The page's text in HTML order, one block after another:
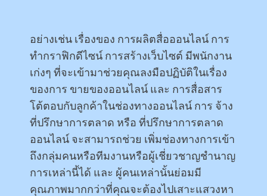
อย่างเช่น เรื่องของ การผลิตสื่อออนไลน์ การ
ทำกราฟิกดีไซน์ การสร้างเว็บไซต์ มีพนักงาน
เก่งๆ ที่จะเข้ามาช่วยคุณลงมือปฏิบัติในเรื่อง
ของการ ขายของออนไลน์ และ การสื่อสาร
โต้ตอบกับลูกค้าในช่องทางออนไลน์ การ จ้าง
ที่ปรึกษาการตลาด หรือ ที่ปรึกษาการตลาด
ออนไลน์ จะสามารถช่วย เพิ่มช่องทางการเข้า
ถึงกลุ่มคนหรือทีมงานหรือผู้เชี่ยวชาญชำนาญ
การเหล่านี้ได้ และ ผู้คนเหล่านั้นย่อมมี
คุณภาพมากกว่าที่คุณจะต้องไปเสาะแสวงหา